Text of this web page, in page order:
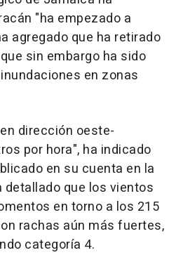
"ha empezado a
agregado que ha retirado
sin embargo ha sido
en zonas
dirección oeste-
por hora", ha indicado
en su cuenta en la
detallado que los vientos
en torno a los 215
rachas aún más fuertes,
categoría 4.